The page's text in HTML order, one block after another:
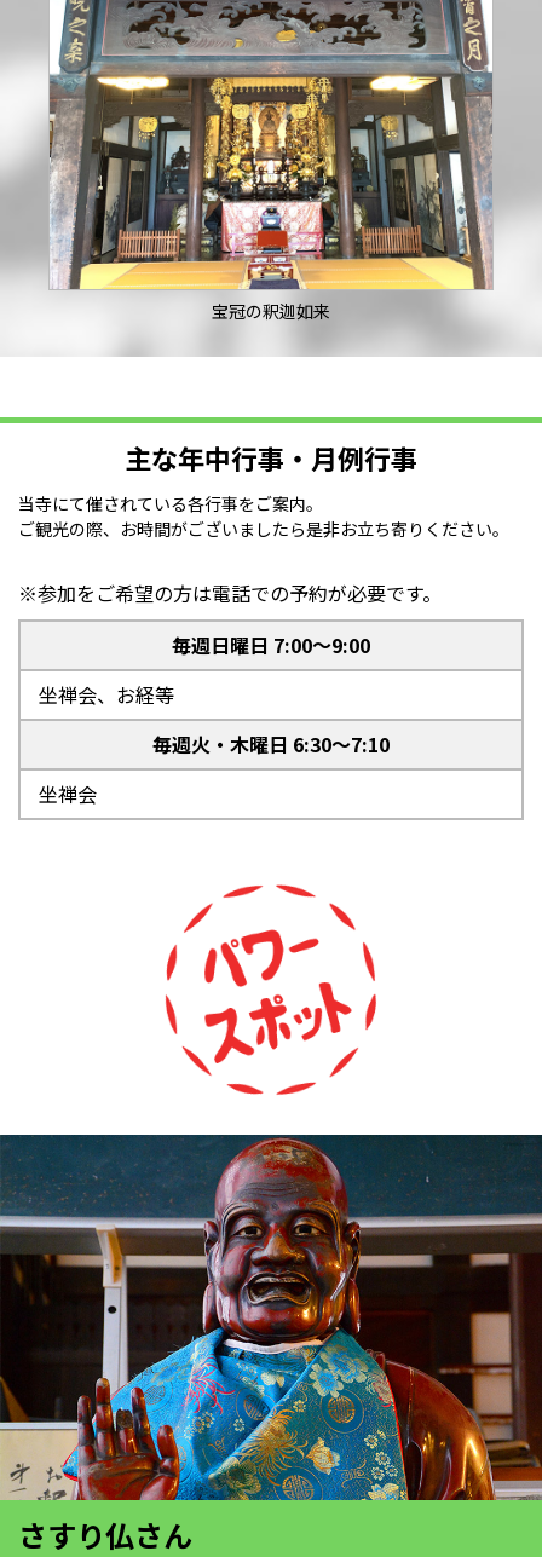
宝冠の釈迦如来
主な年中行事・月例行事
当寺にて催されている各行事をご案内。
ご観光の際、お時間がございましたら是非お立ち寄りください。
※参加をご希望の方は電話での予約が必要です。
毎週日曜日 7:00～9:00
坐禅会、お経等
毎週火・木曜日 6:30～7:10
坐禅会
さすり仏さん